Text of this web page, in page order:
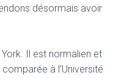
désormais avoir
Il est normalien et
à l’Université